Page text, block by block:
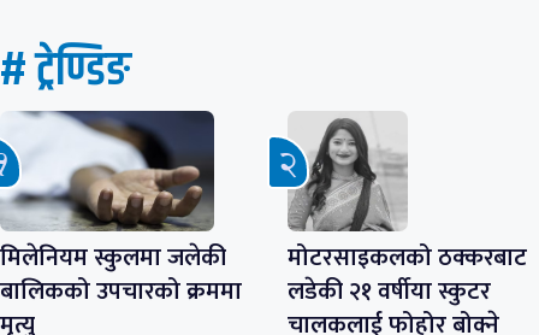
# ट्रेण्डिङ
मिलेनियम स्कुलमा जलेकी
बालिकको उपचारको क्रममा
मृत्यु
मोटरसाइकलको ठक्करबाट
लडेकी २१ वर्षीया स्कुटर
चालकलाई फोहोर बोक्ने